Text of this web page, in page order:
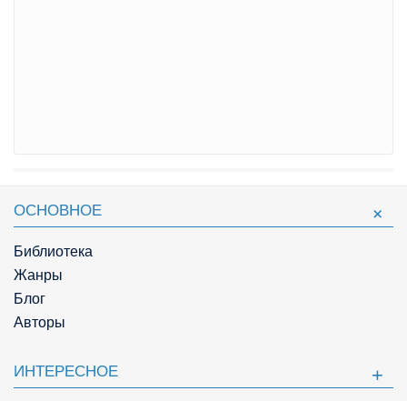
ОСНОВНОЕ
Библиотека
Жанры
Блог
Авторы
ИНТЕРЕСНОЕ